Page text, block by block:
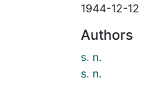
1944-12-12
Authors
s. n.
s. n.